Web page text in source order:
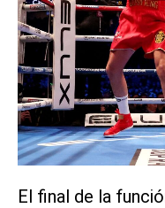
El final de la